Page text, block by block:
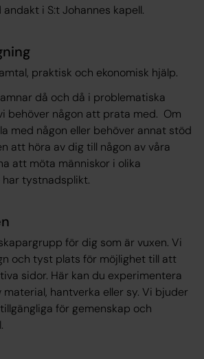
i S:t Johannes kapell.
praktisk och ekonomisk hjälp.
då och då i problematiska
behöver någon att prata med. Om
med någon eller behöver annat stöd
att höra av dig till någon av våra
att möta människor i olika
tystnadsplikt.
för dig som är vuxen. Vi
och tyst plats för möjlighet till att
sidor. Här kan du experimentera
hantverka eller sy. Vi bjuder
för gemenskap och